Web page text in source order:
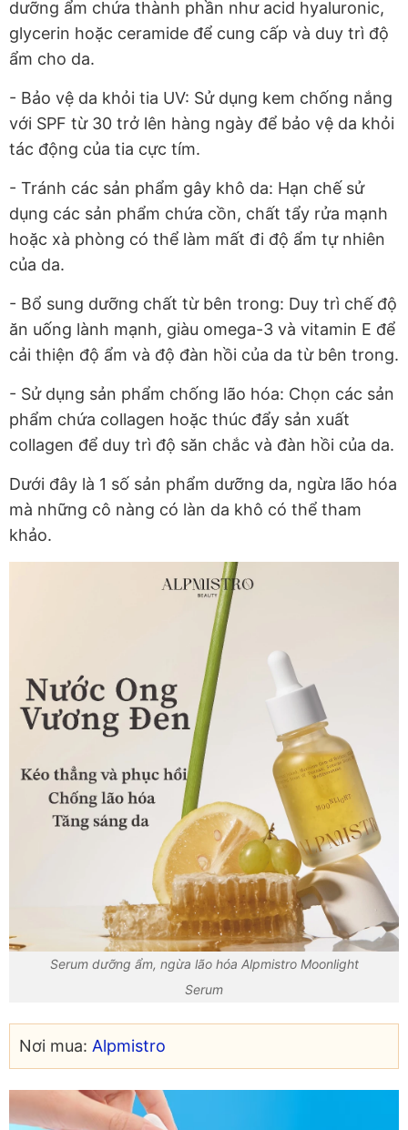
dưỡng ẩm chứa thành phần như acid hyaluronic,
glycerin hoặc ceramide để cung cấp và duy trì độ
ẩm cho da.
- Bảo vệ da khỏi tia UV: Sử dụng kem chống nắng
với SPF từ 30 trở lên hàng ngày để bảo vệ da khỏi
tác động của tia cực tím.
- Tránh các sản phẩm gây khô da: Hạn chế sử
dụng các sản phẩm chứa cồn, chất tẩy rửa mạnh
hoặc xà phòng có thể làm mất đi độ ẩm tự nhiên
của da.
- Bổ sung dưỡng chất từ bên trong: Duy trì chế độ
ăn uống lành mạnh, giàu omega-3 và vitamin E để
cải thiện độ ẩm và độ đàn hồi của da từ bên trong.
- Sử dụng sản phẩm chống lão hóa: Chọn các sản
phẩm chứa collagen hoặc thúc đẩy sản xuất
collagen để duy trì độ săn chắc và đàn hồi của da.
Dưới đây là 1 số sản phẩm dưỡng da, ngừa lão hóa
mà những cô nàng có làn da khô có thể tham
khảo.
Serum dưỡng ẩm, ngừa lão hóa Alpmistro Moonlight
Serum
Nơi mua: Alpmistro